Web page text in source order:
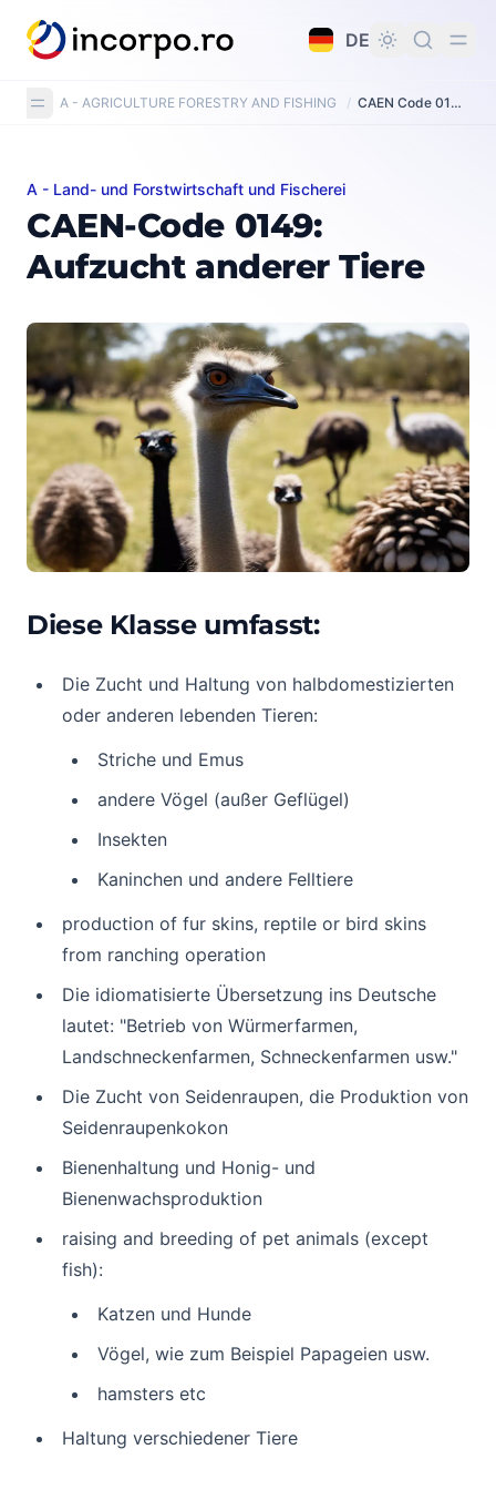
springen
DE
A - AGRICULTURE FORESTRY AND FISHING / CAEN Code 0149: Raising of other animals
CAEN-Code 0149: Aufzucht anderer Tiere
A - Land- und Forstwirtschaft und Fischerei
CAEN-Code 0149:
Aufzucht anderer Tiere
Diese Klasse umfasst:
Die Zucht und Haltung von halbdomestizierten
oder anderen lebenden Tieren:
Striche und Emus
andere Vögel (außer Geflügel)
Insekten
Kaninchen und andere Felltiere
production of fur skins, reptile or bird skins
from ranching operation
Die idiomatisierte Übersetzung ins Deutsche
lautet: "Betrieb von Würmerfarmen,
Landschneckenfarmen, Schneckenfarmen usw."
Die Zucht von Seidenraupen, die Produktion von
Seidenraupenkokon
Bienenhaltung und Honig- und
Bienenwachsproduktion
raising and breeding of pet animals (except
fish):
Katzen und Hunde
Vögel, wie zum Beispiel Papageien usw.
hamsters etc
Haltung verschiedener Tiere